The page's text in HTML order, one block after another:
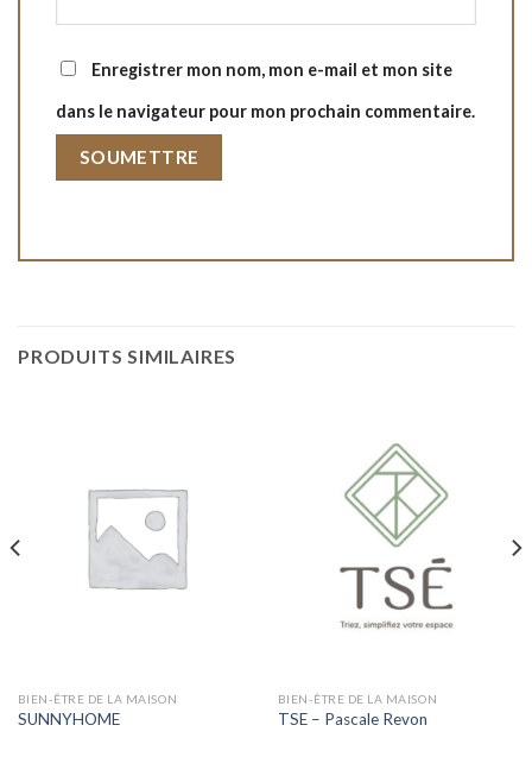
Enregistrer mon nom, mon e-mail et mon site
dans le navigateur pour mon prochain commentaire.
PRODUITS SIMILAIRES
BIEN-ÊTRE DE LA MAISON
SUNNYHOME
BIEN-ÊTRE DE LA MAISON
TSE – Pascale Revon